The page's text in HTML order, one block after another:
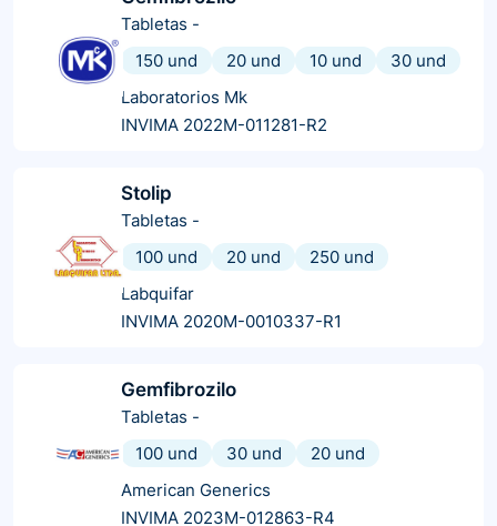
Tabletas -
150 und
20 und 10 und
30 und
Laboratorios Mk
INVIMA 2022M-011281-R2
Stolip
Tabletas -
100 und
20 und
250 und
Labquifar
INVIMA 2020M-0010337-R1
Gemfibrozilo
Tabletas -
100 und
30 und
20 und
American Generics
INVIMA 2023M-012863-R4